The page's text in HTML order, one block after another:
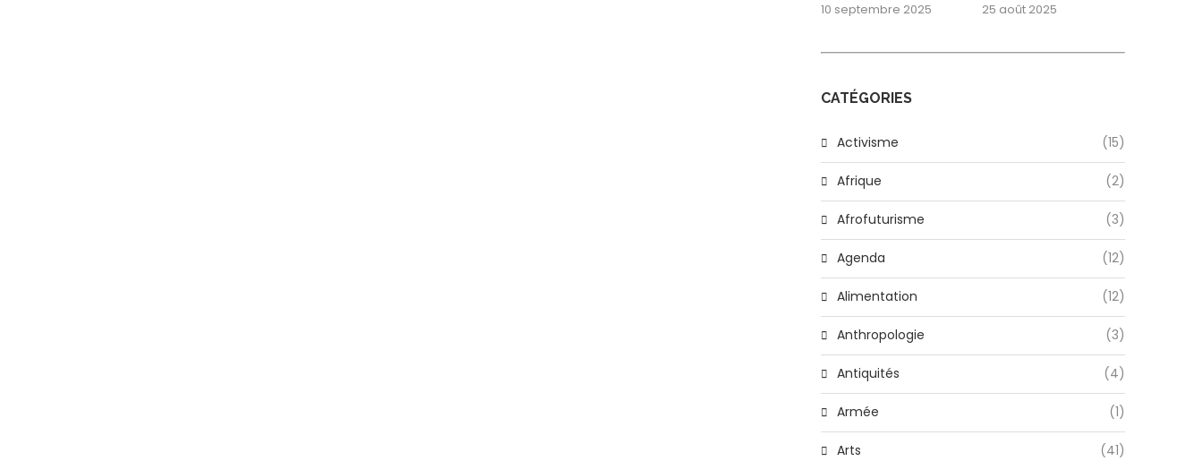
10 septembre 2025 25 août 2025
CATÉGORIES
Activisme (15)
Afrique (2)
Afrofuturisme (3)
Agenda (12)
Alimentation (12)
Anthropologie (3)
Antiquités (4)
Armée (1)
Arts (41)